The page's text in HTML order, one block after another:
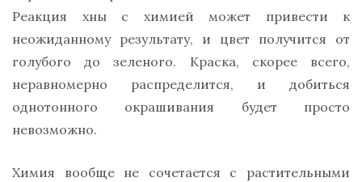
Реакция хны с химией может привести к
неожиданному результату, и цвет получится от
голубого до зеленого. Краска, скорее всего,
неравномерно распределится, и добиться
однотонного окрашивания будет просто
невозможно.
Химия вообще не сочетается с растительными